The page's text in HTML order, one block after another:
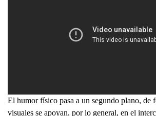
El humor físico pasa a un segundo plano, de
visuales se apoyan, por lo general, en el